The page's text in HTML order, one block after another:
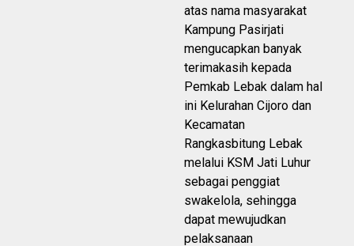
atas nama masyarakat
Kampung Pasirjati
mengucapkan banyak
terimakasih kepada
Pemkab Lebak dalam hal
ini Kelurahan Cijoro dan
Kecamatan
Rangkasbitung Lebak
melalui KSM Jati Luhur
sebagai penggiat
swakelola, sehingga
dapat mewujudkan
pelaksanaan